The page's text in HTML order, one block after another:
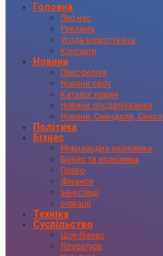
Головна
Про нас
Реклама
Угода користувача
Контакти
Новини
Прес-релізи
Новини світу
Каталог новин
Новини оподаткування
Новини, Скандали,
Політика
Бізнес
Міжнародна економіка
Бізнес та економіка
Право
Фінанси
Інвестиції
Іновації
Техніка
Суспільство
Шоу-бізнес
Література